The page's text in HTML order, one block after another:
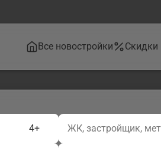
Все новостройки Скидки
4+